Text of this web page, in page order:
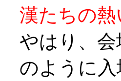
漢たちの熱
やはり、
のように